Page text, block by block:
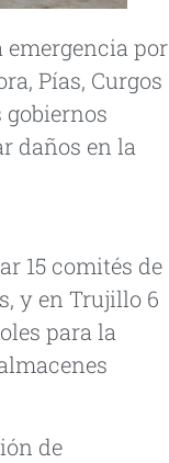
emergencia por
Pías, Curgos
daños en la
15 comités de
y en Trujillo 6
para la
de